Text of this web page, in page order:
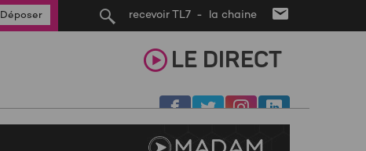
recevoir TL7 - la chaine
Déposer
LE DIRECT